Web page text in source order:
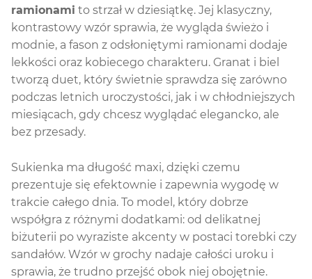
ramionami to strzał w dziesiątkę. Jej klasyczny,
kontrastowy wzór sprawia, że wygląda świeżo i
modnie, a fason z odsłoniętymi ramionami dodaje
lekkości oraz kobiecego charakteru. Granat i biel
tworzą duet, który świetnie sprawdza się zarówno
podczas letnich uroczystości, jak i w chłodniejszych
miesiącach, gdy chcesz wyglądać elegancko, ale
bez przesady.
Sukienka ma długość maxi, dzięki czemu
prezentuje się efektownie i zapewnia wygodę w
trakcie całego dnia. To model, który dobrze
współgra z różnymi dodatkami: od delikatnej
biżuterii po wyraziste akcenty w postaci torebki czy
sandałów. Wzór w grochy nadaje całości uroku i
sprawia, że trudno przejść obok niej obojętnie.